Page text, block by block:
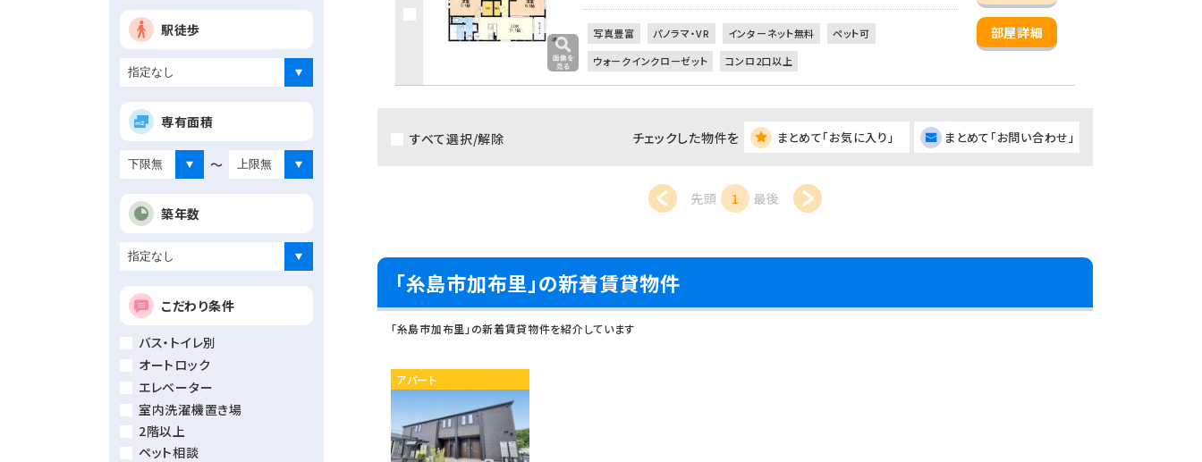
駅徒歩
専有面積
～
築年数
こだわり条件
バス・トイレ別
オートロック
エレベーター
室内洗濯機置き場
2階以上
ペット相談
部屋詳細
写真豊富 パノラマ・VR インターネット無料
ペット可
ウォークインクローゼット
コンロ2口以上
すべて選択/解除 チェックした物件を まとめて「お気に入り」 まとめて「お問い合わせ」
先頭 1 最後
「糸島市加布里」の新着賃貸物件
「糸島市加布里」の新着賃貸物件を紹介しています
アパート